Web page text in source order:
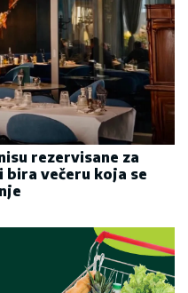
rezervisane za
bira večeru koja se